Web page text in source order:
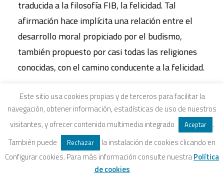
traducida a la filosofía FIB, la felicidad. Tal
afirmación hace implícita una relación entre el
desarrollo moral propiciado por el budismo,
también propuesto por casi todas las religiones
conocidas, con el camino conducente a la felicidad.
En el fondo, la conexión entre madurez moral y
verdadera felicidad se ha constituido en la base
intelectual para la mayoría de los sistemas de
coordinación social del mundo. En el cristianismo,
por ejemplo, la generosidad, la compasión y el
respeto por los demás, representados en los diez
Este sitio usa cookies propias y de terceros para facilitar la
navegación, obtener información, estadísticas de uso de nuestros
visitantes, y ofrecer contenido multimedia integrado
Aceptar
.
También puede
Rechazar
la instalación de cookies clicando en
Configurar cookies. Para más información consulte nuestraPolítica
de cookies